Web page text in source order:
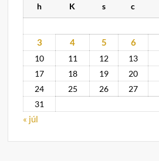
h K s c
3
4 5 6
10
11 12 13
17
18 19 20
24
25 26 27
31
« júl